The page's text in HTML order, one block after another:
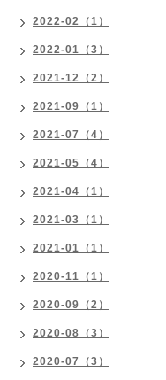
2022-02（1）
2022-01（3）
2021-12（2）
2021-09（1）
2021-07（4）
2021-05（4）
2021-04（1）
2021-03（1）
2021-01（1）
2020-11（1）
2020-09（2）
2020-08（3）
2020-07（3）